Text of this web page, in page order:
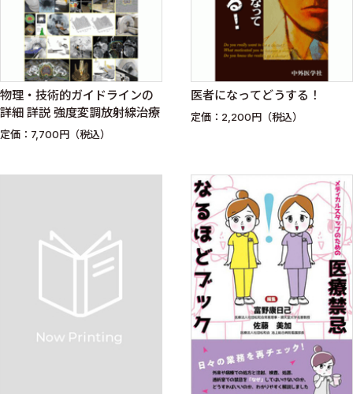
物理・技術的ガイドラインの
詳細 詳説 強度変調放射線治療
定価：7,700円（税込）
医者になってどうする！
定価：2,200円（税込）